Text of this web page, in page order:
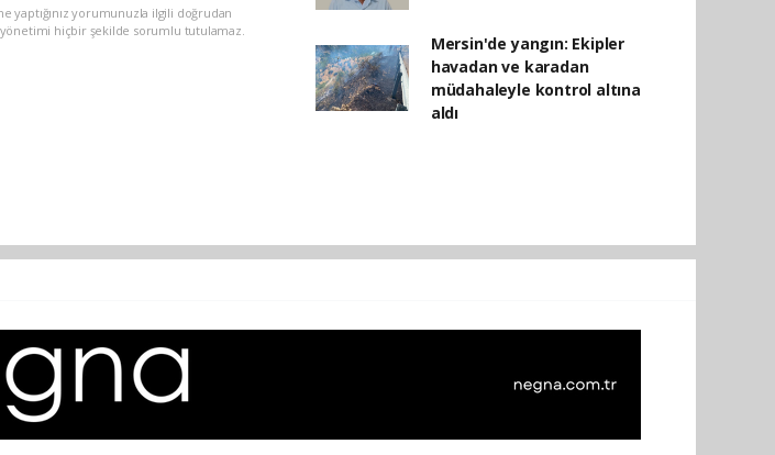
yaptığınız yorumunuzla ilgili doğrudan
hiçbir şekilde sorumlu tutulamaz.
Mersin'de yangın: Ekipler
havadan ve karadan
müdahaleyle kontrol altına
aldı